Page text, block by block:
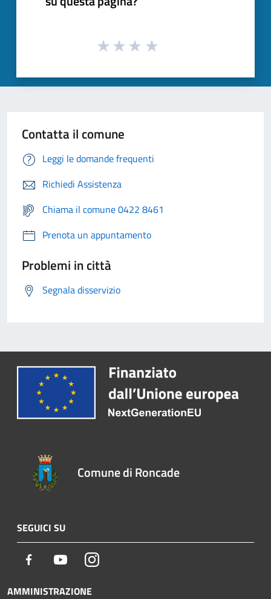
Contatta il comune
Leggi le domande frequenti
Richiedi Assistenza
Chiama il comune 0422 8461
Prenota un appuntamento
Problemi in città
Segnala disservizio
Comune di Roncade
SEGUICI SU
Facebook YoutubeInstagram
AMMINISTRAZIONE